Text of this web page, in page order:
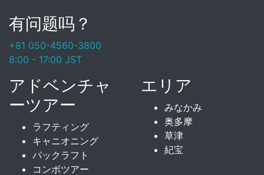
有问题吗？
+81 050-4560-3800
8:00 - 17:00 JST
アドベンチャ
ーツアー
ラフティング
キャニオニング
パックラフト
コンボツアー
エリア
みなかみ
奥多摩
草津
紀宝